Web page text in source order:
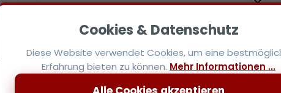
Jute-Katze
Der Griff der Jute-Katze wird in einer
speziellen Knoten-Technik aus etlichen
dünnen Jute-Schnüren geknotet. So
Diese Website verwendet Cookies, um eine
Erfahrung bieten zu können. Mehr Informationen ...